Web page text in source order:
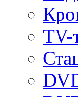
TV-